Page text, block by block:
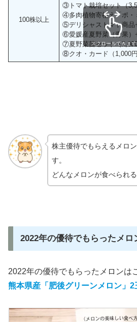
100株以上
③トマト栽培セット（
④多肉植物寄植え「ポ・
⑤デリシャストマト商品
⑥愛媛産夏野菜（青果）
⑦夏野菜苗セット（2,000
⑧クオ・カード（1,000円
スクロールできます
株主優待でもらえるメロ
す。
どんなメロンが食べられ
2022年の優待でもらったメロ
2022年の優待でもらったメロンは
熊本県産「肥後グリーンメロン」2